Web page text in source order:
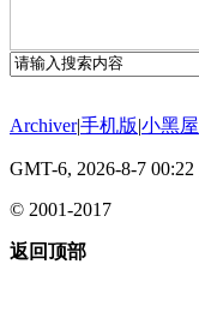
Archiver|手机版|小黑屋
GMT-6, 2026-8-7 00:22
© 2001-2017
返回顶部